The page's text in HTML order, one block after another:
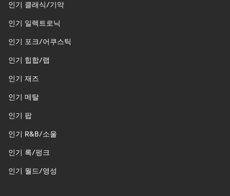
인기 클래식/기악
인기 일렉트로닉
인기 포크/어쿠스틱
인기 힙합/랩
인기 재즈
인기 메탈
인기 팝
인기 R&B/소울
인기 록/펑크
인기 월드/영성